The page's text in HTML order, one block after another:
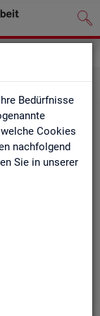
Bedürfnisse
Cookies
nachfolgend
Sie in unserer